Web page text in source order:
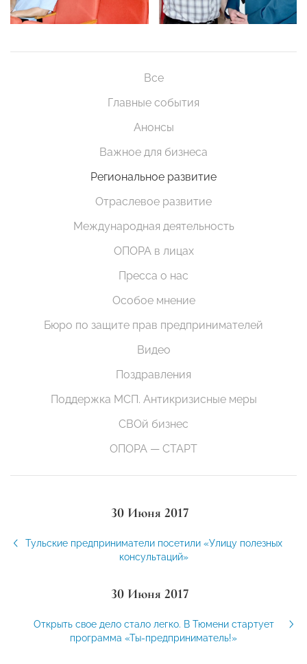
Все
Главные события
Анонсы
Важное для бизнеса
Региональное развитие
Отраслевое развитие
Международная деятельность
ОПОРА в лицах
Пресса о нас
Особое мнение
Бюро по защите прав предпринимателей
Видео
Поздравления
Поддержка МСП. Антикризисные меры
СВОй бизнес
ОПОРА — СТАРТ
30 Июня 2017
Тульские предприниматели посетили «Улицу полезных
консультаций»
30 Июня 2017
Открыть свое дело стало легко. В Тюмени стартует
программа «Ты-предприниматель!»